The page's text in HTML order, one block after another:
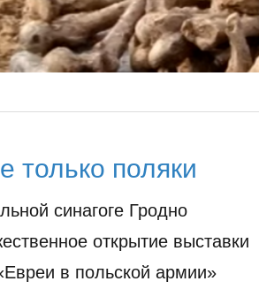
только поляки
синагоге Гродно
открытие выставки
в польской армии»